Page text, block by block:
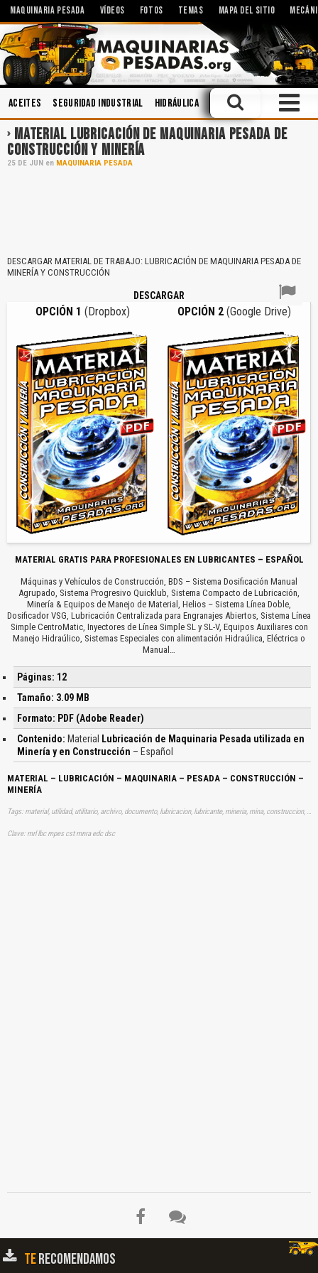
MAQUINARIA PESADA VÍDEOS FOTOS TEMAS MAPA DEL SITIO
Aceites Seguridad Industrial Hidráulica Operación Ingeniería
MATERIAL LUBRICACIÓN DE MAQUINARIA PESADA DE
CONSTRUCCIÓN Y MINERÍA
25 DE JUN en MAQUINARIA PESADA
DESCARGAR MATERIAL DE TRABAJO: LUBRICACIÓN DE MAQUINARIA PESADA DE
MINERÍA Y CONSTRUCCIÓN
DESCARGAR
OPCIÓN 1 (Dropbox) OPCIÓN 2 (Google Drive)
MATERIAL GRATIS PARA PROFESIONALES EN LUBRICANTES – ESPAÑOL
Máquinas y Vehículos de Construcción, BDS – Sistema Dosificación Manual
Agrupado, Sistema Progresivo Quicklub, Sistema Compacto de Lubricación,
Minería & Equipos de Manejo de Material, Helios – Sistema Línea Doble,
Dosificador VSG, Lubricación Centralizada para Engranajes Abiertos, Sistema Línea
Simple CentroMatic, Inyectores de Línea Simple SL y SL-V, Equipos Auxiliares con
Manejo Hidraúlico, Sistemas Especiales con alimentación Hidraúlica, Eléctrica o
Manual…
Páginas: 12
Tamaño: 3.09 MB
Formato: PDF (Adobe Reader)
Contenido: Material
Lubricación de Maquinaria Pesada utilizada en
Minería y en Construcción – Español
MATERIAL – LUBRICACIÓN – MAQUINARIA – PESADA – CONSTRUCCIÓN –
MINERÍA
Tags: material, utilidad, utilitario, archivo, documento, lubricacion, lubricante, mineria, mina, construccion, equipos, aprender, descargas
Clave: mrl lbc mpes cst mnra edc dsc
TERECOMENDAMOS